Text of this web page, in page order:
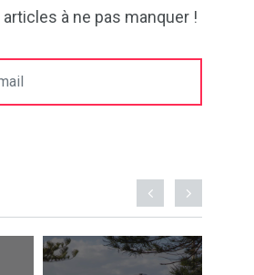
à ne pas manquer !